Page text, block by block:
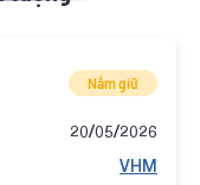
Nắm giữ
20/05/2026
VHM